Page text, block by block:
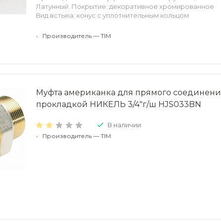
Латунный. Покрытие: декоративное хромированное
Вид встыка: конус с уплотнительным кольцом
• Производитель — TIM
Муфта американка для прямого
прокладкой НИКЕЛЬ 3/4"г/ш HJS033BN
В наличии
• Производитель — TIM